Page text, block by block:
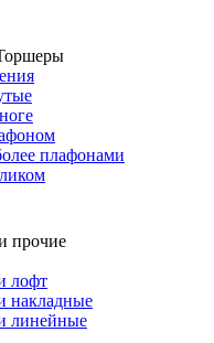
плафонами
прочие
лофт
накладные
линейные